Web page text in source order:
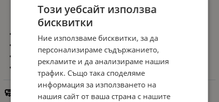
Flexi Sponge + Anti-Deformation Liner – комфорт и устойчивост срещу
деформации
Устойчива на износване
Не задържа мръсотия
Подходяща за ежедневно ползване
🧼 Защита на Оригиналния Интериор
Този уебсайт използва
бисквитки
Ние използваме бисквитки, за да
персонализираме съдържанието,
рекламите и да анализираме нашия
трафик. Също така споделяме
информация за използването на
нашия сайт от ваша страна с нашите